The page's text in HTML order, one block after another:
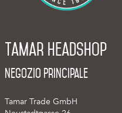
Tamar Headshop
Negozio Principale
Tamar Trade GmbH